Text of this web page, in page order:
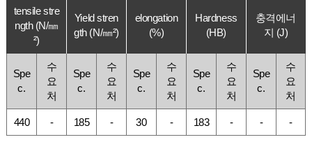
tensile stre
ngth (N/㎜
²)
Yield stren
gth (N/㎜²)
elongation
(%)
Hardness
(HB)
충격에너
지 (J)
Spe
c.
수
요
처
Spe
c.
수
요
처
Spe
c.
수
요
처
Spe
c.
수
요
처
Spe
c.
수
요
처
440 - 185 - 30 - 183 - - -